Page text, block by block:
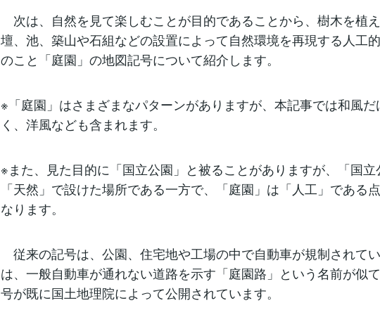
次は、自然を見て楽しむことが目的であることから、樹木を植
壇、池、築山や石組などの設置によって自然環境を再現する人工
のこと「庭園」の地図記号について紹介します。
※「庭園」はさまざまなパターンがありますが、本記事では和風
く、洋風なども含まれます。
※また、見た目的に「国立公園」と被ることがありますが、「国
「天然」で設けた場所である一方で、「庭園」は「人工」である
なります。
従来の記号は、公園、住宅地や工場の中で自動車が規制されて
は、一般自動車が通れない道路を示す「庭園路」という名前が似
号が既に国土地理院によって公開されています。